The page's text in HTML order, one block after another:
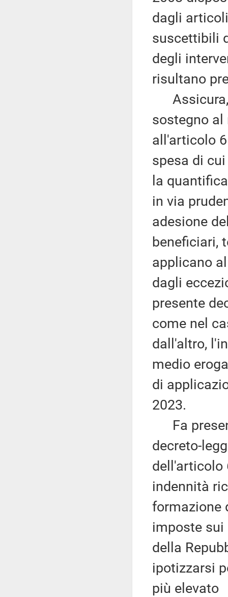
dagli
suscettibili
degli
risultano
Assicura,
sostegno
all'articolo
spesa di
la
in via
adesione
beneficiari,
applicano
dagli
presente
come nel
dall'altro,
medio
di
2023.
Fa
decreto-
dell'articolo
indennità
formazione
imposte sui
della
ipotizzarsi
più elevato